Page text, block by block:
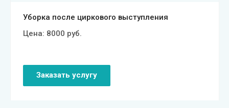
Уборка после циркового выступления
Цена: 8000 руб.
Заказать услугу